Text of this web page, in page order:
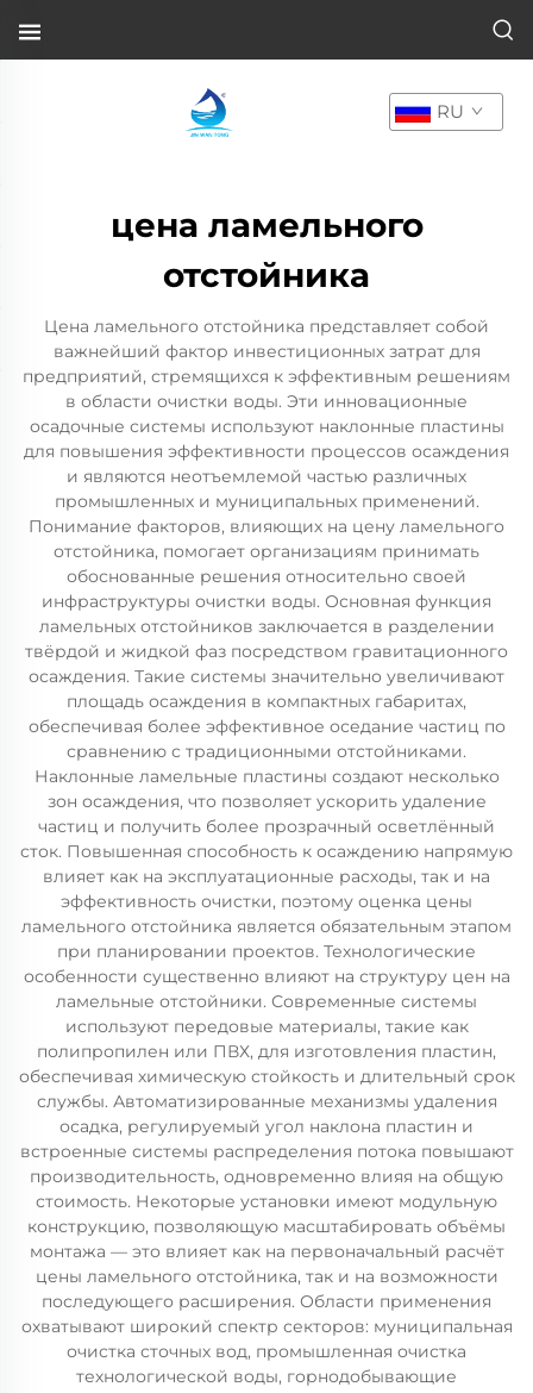
RU
цена ламельного
отстойника
Цена ламельного отстойника представляет собой
важнейший фактор инвестиционных затрат для
предприятий, стремящихся к эффективным решениям
в области очистки воды. Эти инновационные
осадочные системы используют наклонные пластины
для повышения эффективности процессов осаждения
и являются неотъемлемой частью различных
промышленных и муниципальных применений.
Понимание факторов, влияющих на цену ламельного
отстойника, помогает организациям принимать
обоснованные решения относительно своей
инфраструктуры очистки воды. Основная функция
ламельных отстойников заключается в разделении
твёрдой и жидкой фаз посредством гравитационного
осаждения. Такие системы значительно увеличивают
площадь осаждения в компактных габаритах,
обеспечивая более эффективное оседание частиц по
сравнению с традиционными отстойниками.
Наклонные ламельные пластины создают несколько
зон осаждения, что позволяет ускорить удаление
частиц и получить более прозрачный осветлённый
сток. Повышенная способность к осаждению напрямую
влияет как на эксплуатационные расходы, так и на
эффективность очистки, поэтому оценка цены
ламельного отстойника является обязательным этапом
при планировании проектов. Технологические
особенности существенно влияют на структуру цен на
ламельные отстойники. Современные системы
используют передовые материалы, такие как
полипропилен или ПВХ, для изготовления пластин,
обеспечивая химическую стойкость и длительный срок
службы. Автоматизированные механизмы удаления
осадка, регулируемый угол наклона пластин и
встроенные системы распределения потока повышают
производительность, одновременно влияя на общую
стоимость. Некоторые установки имеют модульную
конструкцию, позволяющую масштабировать объёмы
монтажа — это влияет как на первоначальный расчёт
цены ламельного отстойника, так и на возможности
последующего расширения. Области применения
охватывают широкий спектр секторов: муниципальная
очистка сточных вод, промышленная очистка
технологической воды, горнодобывающие